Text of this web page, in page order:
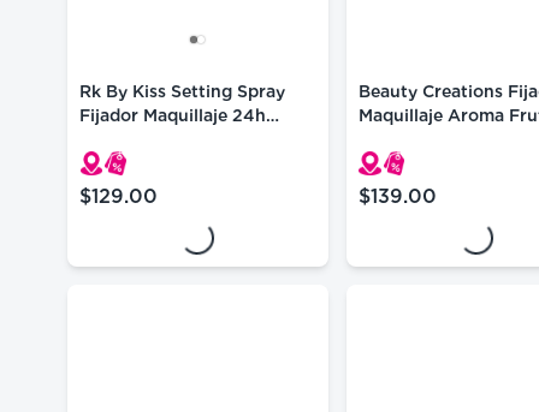
Rk By Kiss Setting Spray
Fijador Maquillaje 24h
$129.00
precio actual $129.00
Loading...
Beauty Creations
Maquillaje Aroma
$139.00
precio actual
Loading...